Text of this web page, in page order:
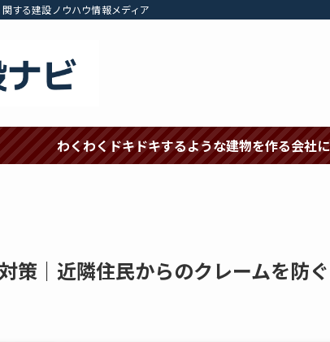
する建設ノウハウ情報メディア
わくわくドキドキするような建物を作る会社
策｜近隣住民からのクレームを防